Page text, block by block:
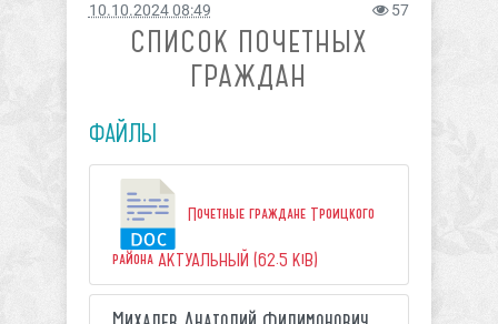
10.10.2024 08:49 57
СПИСОК ПОЧЕТНЫХ
ГРАЖДАН
ФАЙЛЫ
Почетные граждане Троицкого
района АКТУАЛЬНЫЙ (62.5 KiB)